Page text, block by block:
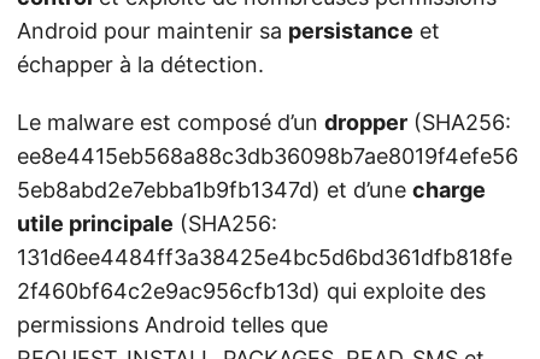
Android pour maintenir sa persistance et
échapper à la détection.
Le malware est composé d’un dropper (SHA256:
ee8e4415eb568a88c3db36098b7ae8019f4efe56
5eb8abd2e7ebba1b9fb1347d) et d’une charge
utile principale (SHA256:
131d6ee4484ff3a38425e4bc5d6bd361dfb818fe
2f460bf64c2e9ac956cfb13d) qui exploite des
permissions Android telles que